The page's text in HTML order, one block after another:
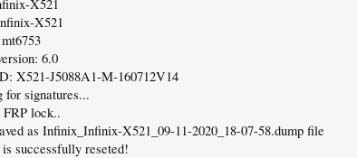
X521
X521
6.0
X521-J5088A1-M-160712V14
for signatures...
lock..
as Infinix_Infinix-X521_09-11-2020_18-07-58.dump file
successfully reseted!